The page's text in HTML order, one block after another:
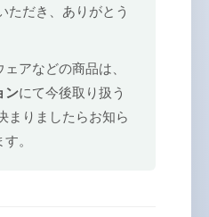
ただき、ありがとう
アなどの商品は、
ンにて今後取り扱う
まりましたらお知ら
。